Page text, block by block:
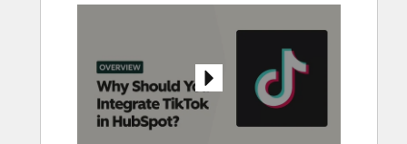
anzuzeigen